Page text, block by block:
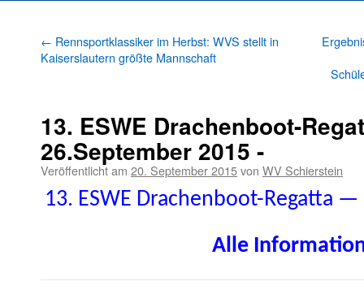
← Rennsportklassiker im Herbst: WVS stellt in
Kaiserslautern größte Mannschaft
13. ESWE Drachenboot-
26.September 2015 -
Veröffentlicht am 20. September 2015von WV Schierstein
13. ESWE Drachen­boot-Regat­ta
Alle